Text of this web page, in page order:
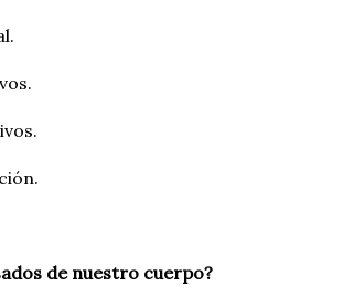
de nuestro cuerpo?